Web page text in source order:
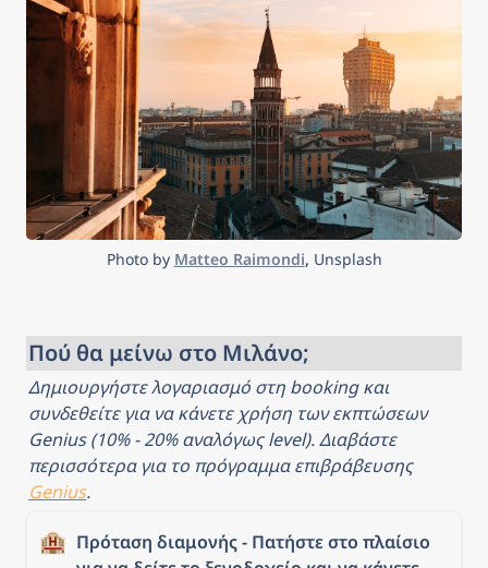
κινουμένων σχεδίων για να
συναναστραφείτε, ακόμη
και μικροσκοπικά μοντέλα
ιταλικών ορόσημων.
Photo by Matteo Raimondi, Unsplash
Πού θα μείνω στο Μιλάνο;
Δημιουργήστε λογαριασμό στη booking και
συνδεθείτε για να κάνετε χρήση των εκπτώσεων
Genius (10% - 20% αναλόγως level). Διαβάστε
περισσότερα για το πρόγραμμα επιβράβευσης
Genius.
🏨 Πρόταση διαμονής - Πατήστε στο πλαίσιο